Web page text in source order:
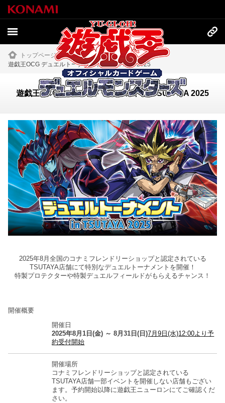
トップページ » イベント・大会
»
遊戯王OCG デュエルトーナメント in TSUTAYA 2025
遊戯王OCG デュエルトーナメント in TSUTAYA 2025
2025年8月全国のコナミフレンドリーショップと認定されている
TSUTAYA店舗にて特別なデュエルトーナメントを開催！
特製プロテクターや特製デュエルフィールドがもらえるチャンス！
開催概要
開催日
2025年8月1日(金) ～ 8月31日(日)7月9日(水)12:00より予
約受付開始
開催場所
コナミフレンドリーショップと認定されている
TSUTAYA店舗一部イベントを開催しない店舗もござい
ます。予約開始以降に遊戯王ニューロンにてご確認くだ
さい。